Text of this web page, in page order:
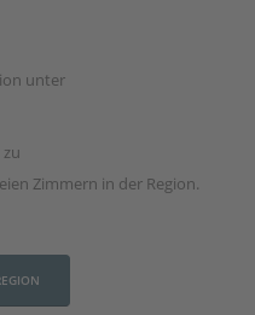
unter
Zimmern in der Region.